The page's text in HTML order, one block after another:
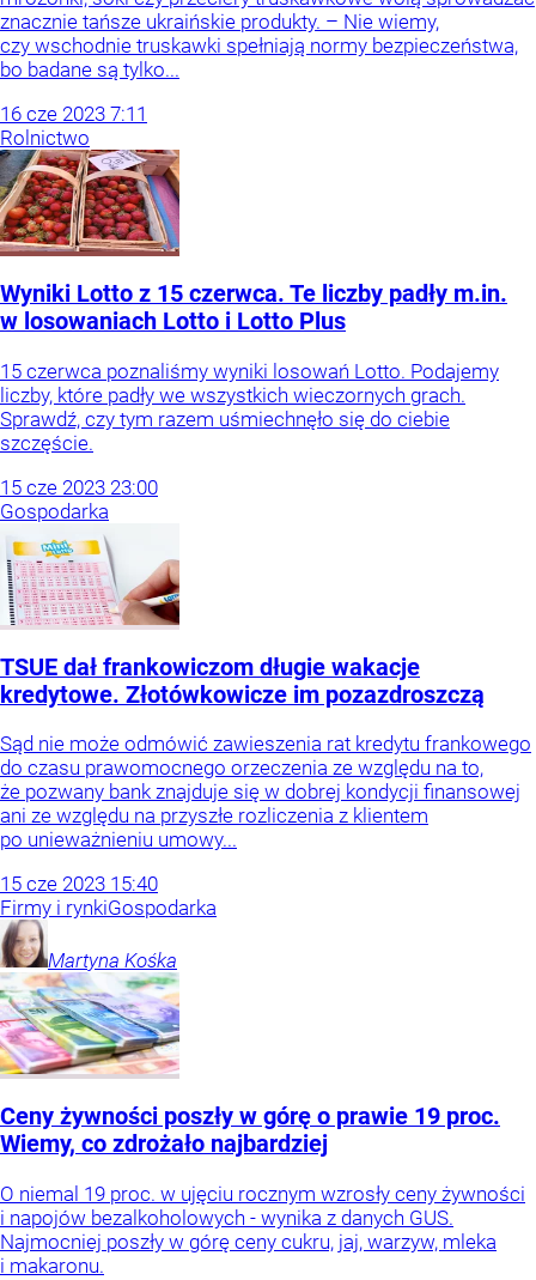
znacznie tańsze ukraińskie produkty. – Nie wiemy,
czy wschodnie truskawki spełniają normy bezpieczeństwa,
bo badane są tylko...
16 cze 2023 7:11
Rolnictwo
Wyniki Lotto z 15 czerwca. Te liczby padły m.in.
w losowaniach Lotto i Lotto Plus
15 czerwca poznaliśmy wyniki losowań Lotto. Podajemy
liczby, które padły we wszystkich wieczornych grach.
Sprawdź, czy tym razem uśmiechnęło się do ciebie
szczęście.
15 cze 2023 23:00
Gospodarka
TSUE dał frankowiczom długie wakacje
kredytowe. Złotówkowicze im pozazdroszczą
Sąd nie może odmówić zawieszenia rat kredytu frankowego
do czasu prawomocnego orzeczenia ze względu na to,
że pozwany bank znajduje się w dobrej kondycji finansowej
ani ze względu na przyszłe rozliczenia z klientem
po unieważnieniu umowy...
15 cze 2023 15:40
Firmy i rynkiGospodarka
Martyna Kośka
Ceny żywności poszły w górę o prawie 19 proc.
Wiemy, co zdrożało najbardziej
O niemal 19 proc. w ujęciu rocznym wzrosły ceny żywności
i napojów bezalkoholowych - wynika z danych GUS.
Najmocniej poszły w górę ceny cukru, jaj, warzyw, mleka
i makaronu.